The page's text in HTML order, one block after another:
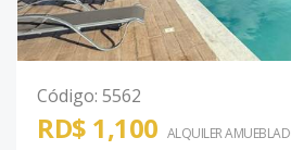
Código: 5562
RD$ 1,100 ALQUILER